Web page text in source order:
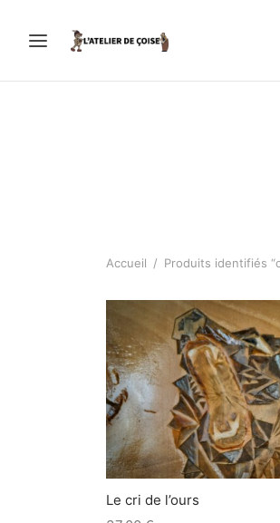
Accueil / Produits identifiés
Le cri de l’ours